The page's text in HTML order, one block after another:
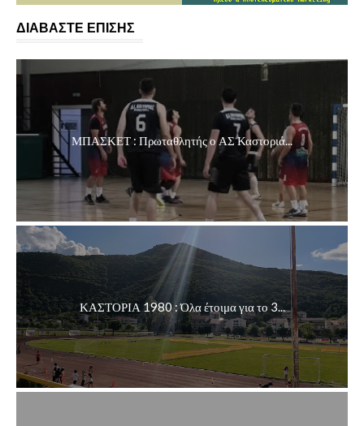
ΔΙΑΒΑΣΤΕ ΕΠΙΣΗΣ
ΜΠΑΣΚΕΤ : Πρωταθλητής ο ΑΣ Καστοριά...
ΚΑΣΤΟΡΙΑ 1980 : Όλα έτοιμα για το 3...